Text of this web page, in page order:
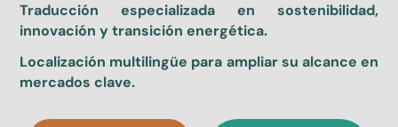
Traducción especializada en sostenibilidad,
innovación y transición energética.
Localización multilingüe para ampliar su alcance en
mercados clave.